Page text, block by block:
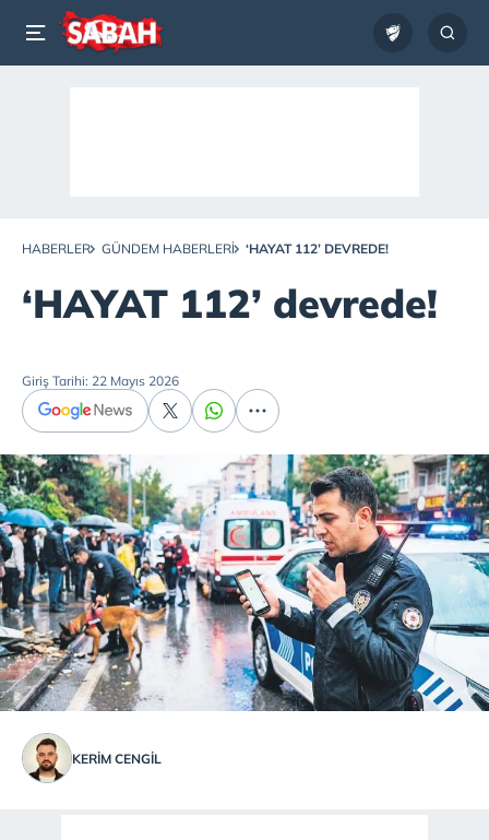
HABERLER GÜNDEM HABERLERI ‘HAYAT 112’ DEVREDE!
‘HAYAT 112’ devrede!
Giriş Tarihi: 22 Mayıs 2026
KERIM CENGİL